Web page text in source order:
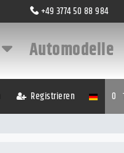
+49 3774 50 88 984
Automodelle
Registrieren 0